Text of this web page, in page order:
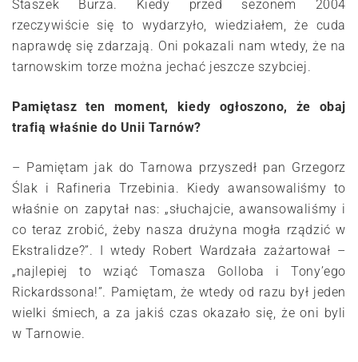
Staszek Burza. Kiedy przed sezonem 2004
rzeczywiście się to wydarzyło, wiedziałem, że cuda
naprawdę się zdarzają. Oni pokazali nam wtedy, że na
tarnowskim torze można jechać jeszcze szybciej.
Pamiętasz ten moment, kiedy ogłoszono, że obaj
trafią właśnie do Unii Tarnów?
– Pamiętam jak do Tarnowa przyszedł pan Grzegorz
Ślak i Rafineria Trzebinia. Kiedy awansowaliśmy to
właśnie on zapytał nas: „słuchajcie, awansowaliśmy i
co teraz zrobić, żeby nasza drużyna mogła rządzić w
Ekstralidze?”. I wtedy Robert Wardzała zażartował –
„najlepiej to wziąć Tomasza Golloba i Tony’ego
Rickardssona!”. Pamiętam, że wtedy od razu był jeden
wielki śmiech, a za jakiś czas okazało się, że oni byli
w Tarnowie.